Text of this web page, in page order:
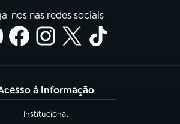
nos nas redes sociais
à Informação
Institucional
(abre em nova aba)